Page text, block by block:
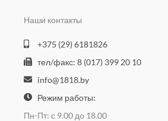
Наши контакты
+375 (29) 6181826
тел/факс: 8 (017) 399 20 10
info@1818.by
Режим работы:
Пн-Пт: с 9.00 до 18.00